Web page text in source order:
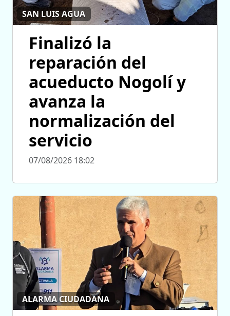
SAN LUIS AGUA
Finalizó la
reparación del
acueducto Nogolí y
avanza la
normalización del
servicio
07/08/2026 18:02
ALARMA CIUDADANA